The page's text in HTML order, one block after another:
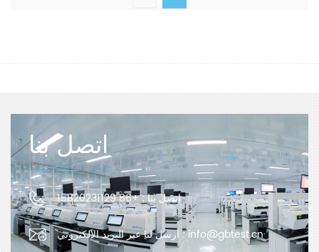
اتصل بنا
اتصل بنا :+86 15820231129
ارسل لنا عبر البريد الإلكتروني :info@gbtest.cn